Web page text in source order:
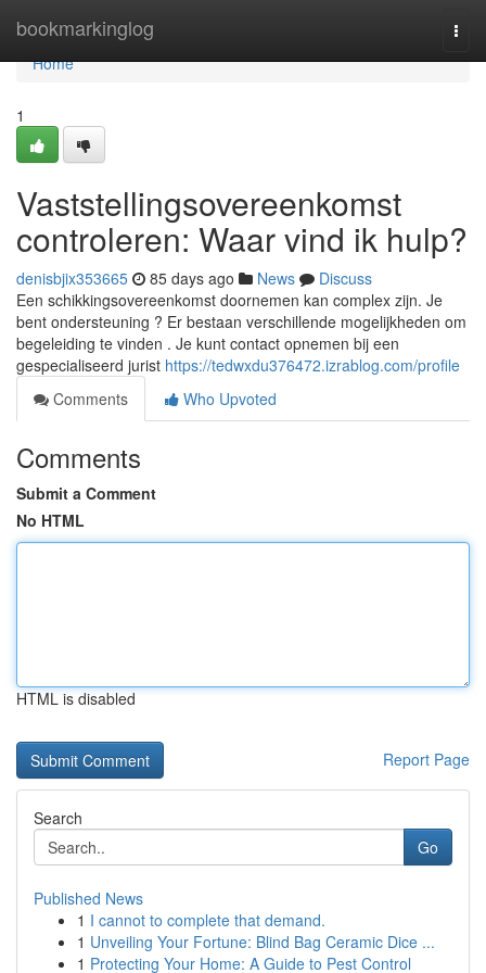
bookmarkinglog
Home
Home
1
Vaststellingsovereenkomst
controleren: Waar vind ik hulp?
denisbjix353665 85 days ago News
Discuss
Een schikkingsovereenkomst doornemen kan complex zijn. Je
bent ondersteuning ? Er bestaan verschillende mogelijkheden om
begeleiding te vinden . Je kunt contact opnemen bij een
gespecialiseerd jurist https://tedwxdu376472.izrablog.com/profile
Comments
Who Upvoted
Comments
Submit a Comment
No HTML
HTML is disabled
Report Page
Search
Go
Published News
1 I cannot to complete that demand.
1 Unveiling Your Fortune: Blind Bag Ceramic Dice ...
1 Protecting Your Home: A Guide to Pest Control